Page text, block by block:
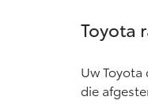
Toyota
Uw
die